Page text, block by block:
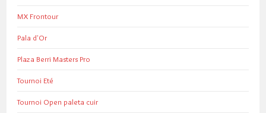
MX Frontour
Pala d'Or
Plaza Berri Masters Pro
Tournoi Eté
Tournoi Open paleta cuir